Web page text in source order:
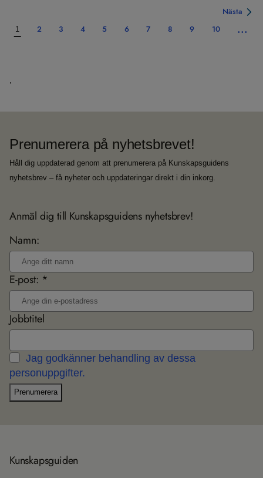
1 2 3 4 5 6 7 8 9 10 ...
Nästa
,
Prenumerera på nyhetsbrevet!
Håll dig uppdaterad genom att prenumerera på Kunskapsguidens
nyhetsbrev – få nyheter och uppdateringar direkt i din inkorg.
Anmäl dig till Kunskapsguidens nyhetsbrev!
Namn:
E-post: *
Jobbtitel
Jag godkänner behandling av dessa
personuppgifter.
Prenumerera
Kun­skaps­gui­den